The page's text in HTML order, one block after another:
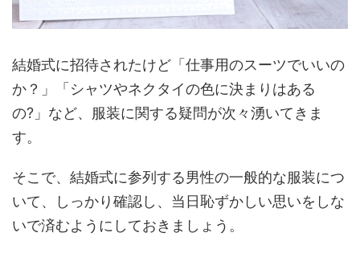
結婚式に招待されたけど「仕事用のスーツでいいの
か？」「シャツやネクタイの色に決まりはある
の?」など、服装に関する疑問が次々湧いてきま
す。
そこで、結婚式に参列する男性の一般的な服装につ
いて、しっかり確認し、当日恥ずかしい思いをしな
いで済むようにしておきましょう。